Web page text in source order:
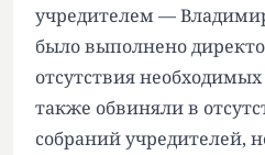
учредителем —
было выполнено
отсутствия
также обвиняли в
собраний учредителей,